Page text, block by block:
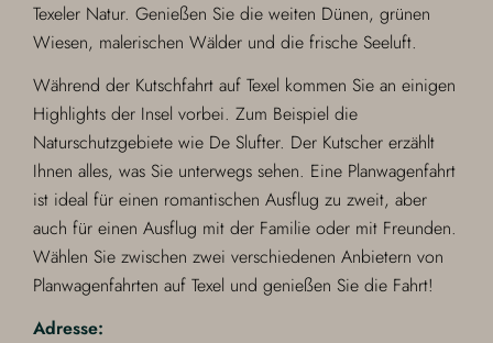
Texeler Natur. Genießen Sie die weiten Dünen, grünen
Wiesen, malerischen Wälder und die frische Seeluft.
Während der Kutschfahrt auf Texel kommen Sie an einigen
Highlights der Insel vorbei. Zum Beispiel die
Naturschutzgebiete wie De Slufter. Der Kutscher erzählt
Ihnen alles, was Sie unterwegs sehen. Eine Planwagenfahrt
ist ideal für einen romantischen Ausflug zu zweit, aber
auch für einen Ausflug mit der Familie oder mit Freunden.
Wählen Sie zwischen zwei verschiedenen Anbietern von
Planwagenfahrten auf Texel und genießen Sie die Fahrt!
Adresse: